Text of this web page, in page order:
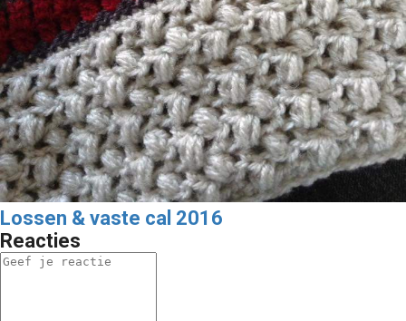
Lossen & vaste cal 2016
Reacties